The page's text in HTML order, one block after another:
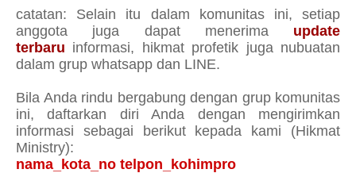
catatan: Selain itu dalam komunitas ini, setiap
anggota juga dapat menerima update
terbaru informasi, hikmat profetik juga nubuatan
dalam grup whatsapp dan LINE.
Bila Anda rindu bergabung dengan grup komunitas
ini, daftarkan diri Anda dengan mengirimkan
informasi sebagai berikut kepada kami (Hikmat
Ministry):
nama_kota_no telpon_kohimpro